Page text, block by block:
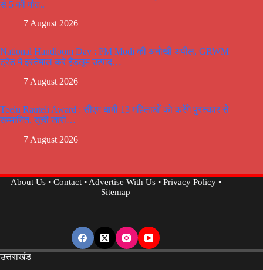
से 5 की मौत..
7 August 2026
National Handloom Day : PM Modi की अनोखी अपील, GRWM
ट्रेंड में इस्तेमाल करें हैंडलूम उत्पाद…
7 August 2026
Teelu Rauteli Award : सीएम धामी 13 महिलाओं को करेंगे पुरस्कार से
सम्मानित, सूची जारी…
7 August 2026
About Us• Contact•Advertise With Us• Privacy Policy•
Sitemap
उत्तराखंड